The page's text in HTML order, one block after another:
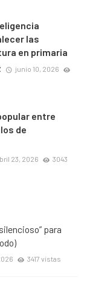
las
en primaria
junio 10, 2026
entre
de
23, 2026
3043
para
3417 vistas